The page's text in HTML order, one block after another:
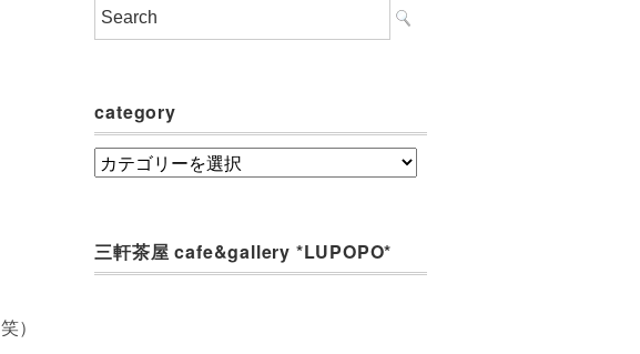
）
category
category
三軒茶屋 cafe&gallery *LUPOPO*